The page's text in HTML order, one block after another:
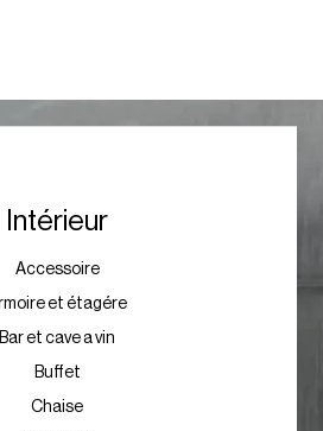
Intérieur
Accessoire
et étagére
Bar et cave a vin
Buffet
Chaise